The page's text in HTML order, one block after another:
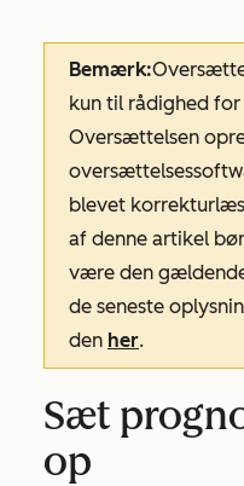
Bemærk:
kun til rådighed
Oversættelsen
blevet
af denne artikel
være den
de seneste
den her.
Sæt
op